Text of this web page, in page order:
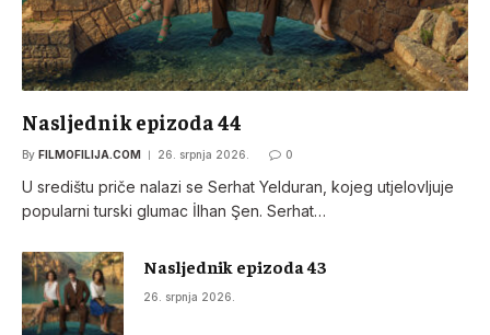
Nasljednik epizoda 44
By FILMOFILIJA.COM 26. srpnja 2026. 0
U središtu priče nalazi se Serhat Yelduran, kojeg utjelovljuje
popularni turski glumac İlhan Şen. Serhat…
Nasljednik epizoda 43
26. srpnja 2026.